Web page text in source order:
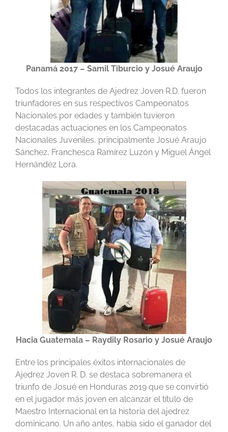
Panamá 2017 – Samil Tiburcio y Josué Araujo
Todos los integrantes de Ajedrez Joven R.D. fueron
triunfadores en sus respectivos Campeonatos
Nacionales por edades y también tuvieron
destacadas actuaciones en los Campeonatos
Nacionales Juveniles, principalmente Josué Araujo
Sánchez, Franchesca Ramírez Luzón y Miguel Ángel
Hernández Lora.
Hacia Guatemala – Raydily Rosario y Josué Araujo
Entre los principales éxitos internacionales de
Ajedrez Joven R. D. se destaca sobremanera el
triunfo de Josué en Honduras 2019 que se convirtió
en el jugador más joven en alcanzar el título de
Maestro Internacional en la historia del ajedrez
dominicano. Un año antes, había sido el ganador del